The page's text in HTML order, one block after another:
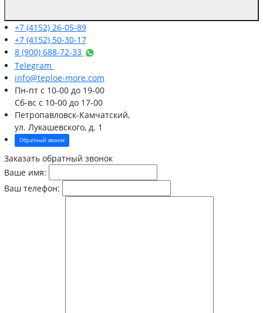
+7 (4152) 26-05-89
+7 (4152) 50-30-17
8 (900) 688-72-33
Telegram
info@teploe-more.com
Пн-птс 10-00 до 19-00
Сб-вс с 10-00 до 17-00
Петропавловск-Камчатский,
ул. Лукашевского, д. 1
Обратный звонок
Заказать обратный звонок
Ваше имя:
Ваш телефон: